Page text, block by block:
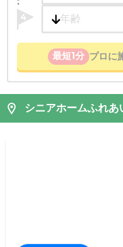
4
最短1分 プロに
シニアホームふれ